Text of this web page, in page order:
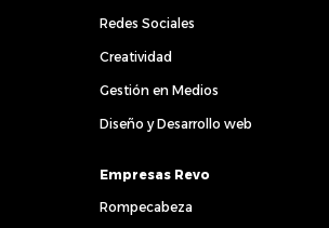
Redes Sociales
Creatividad
Gestión en Medios
Diseño y Desarrollo web
Empresas Revo
Rompecabeza